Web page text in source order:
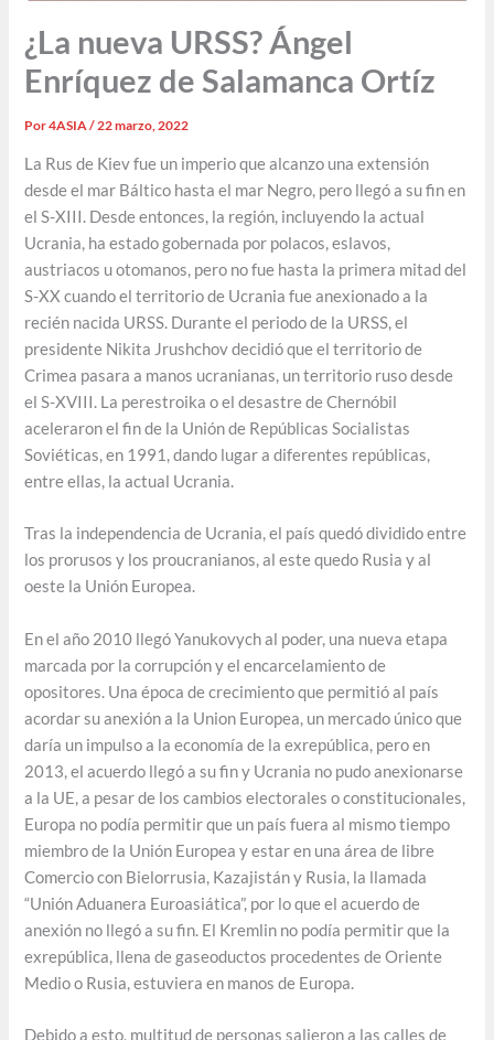
¿La nueva URSS? Ángel
Enríquez de Salamanca Ortíz
Por4ASIA/22 marzo, 2022
La Rus de Kiev fue un imperio que alcanzo una extensión
desde el mar Báltico hasta el mar Negro, pero llegó a su fin en
el S-XIII. Desde entonces, la región, incluyendo la actual
Ucrania, ha estado gobernada por polacos, eslavos,
austriacos u otomanos, pero no fue hasta la primera mitad del
S-XX cuando el territorio de Ucrania fue anexionado a la
recién nacida URSS. Durante el periodo de la URSS, el
presidente Nikita Jrushchov decidió que el territorio de
Crimea pasara a manos ucranianas, un territorio ruso desde
el S-XVIII. La perestroika o el desastre de Chernóbil
aceleraron el fin de la Unión de Repúblicas Socialistas
Soviéticas, en 1991, dando lugar a diferentes repúblicas,
entre ellas, la actual Ucrania.
Tras la independencia de Ucrania, el país quedó dividido entre
los prorusos y los proucranianos, al este quedo Rusia y al
oeste la Unión Europea.
En el año 2010 llegó Yanukovych al poder, una nueva etapa
marcada por la corrupción y el encarcelamiento de
opositores. Una época de crecimiento que permitió al país
acordar su anexión a la Union Europea, un mercado único que
daría un impulso a la economía de la exrepública, pero en
2013, el acuerdo llegó a su fin y Ucrania no pudo anexionarse
a la UE, a pesar de los cambios electorales o constitucionales,
Europa no podía permitir que un país fuera al mismo tiempo
miembro de la Unión Europea y estar en una área de libre
Comercio con Bielorrusia, Kazajistán y Rusia, la llamada
“Unión Aduanera Euroasiática”, por lo que el acuerdo de
anexión no llegó a su fin. El Kremlin no podía permitir que la
exrepública, llena de gaseoductos procedentes de Oriente
Medio o Rusia, estuviera en manos de Europa.
Debido a esto, multitud de personas salieron a las calles de